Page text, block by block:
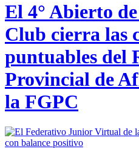
El 4° Abierto
Club cierra las
puntuables del
Provincial de
la FGPC